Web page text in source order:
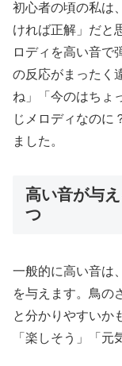
初心者の頃の私は
ければ正解」だと
ロディを高い音で
の反応がまったく
ね」「今のはちょ
じメロディなのに
ました。
高い音が与
つ
一般的に高い音は
を与えます。鳥の
と分かりやすいか
「楽しそう」「元